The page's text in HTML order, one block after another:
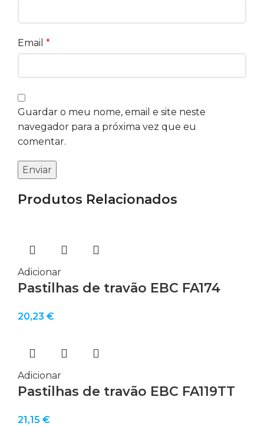
Email *
Guardar o meu nome, email e site neste
navegador para a próxima vez que eu
comentar.
Produtos Relacionados
Adicionar
Pastilhas de travão EBC FA174
20,23 €
Adicionar
Pastilhas de travão EBC FA119TT
21,15 €